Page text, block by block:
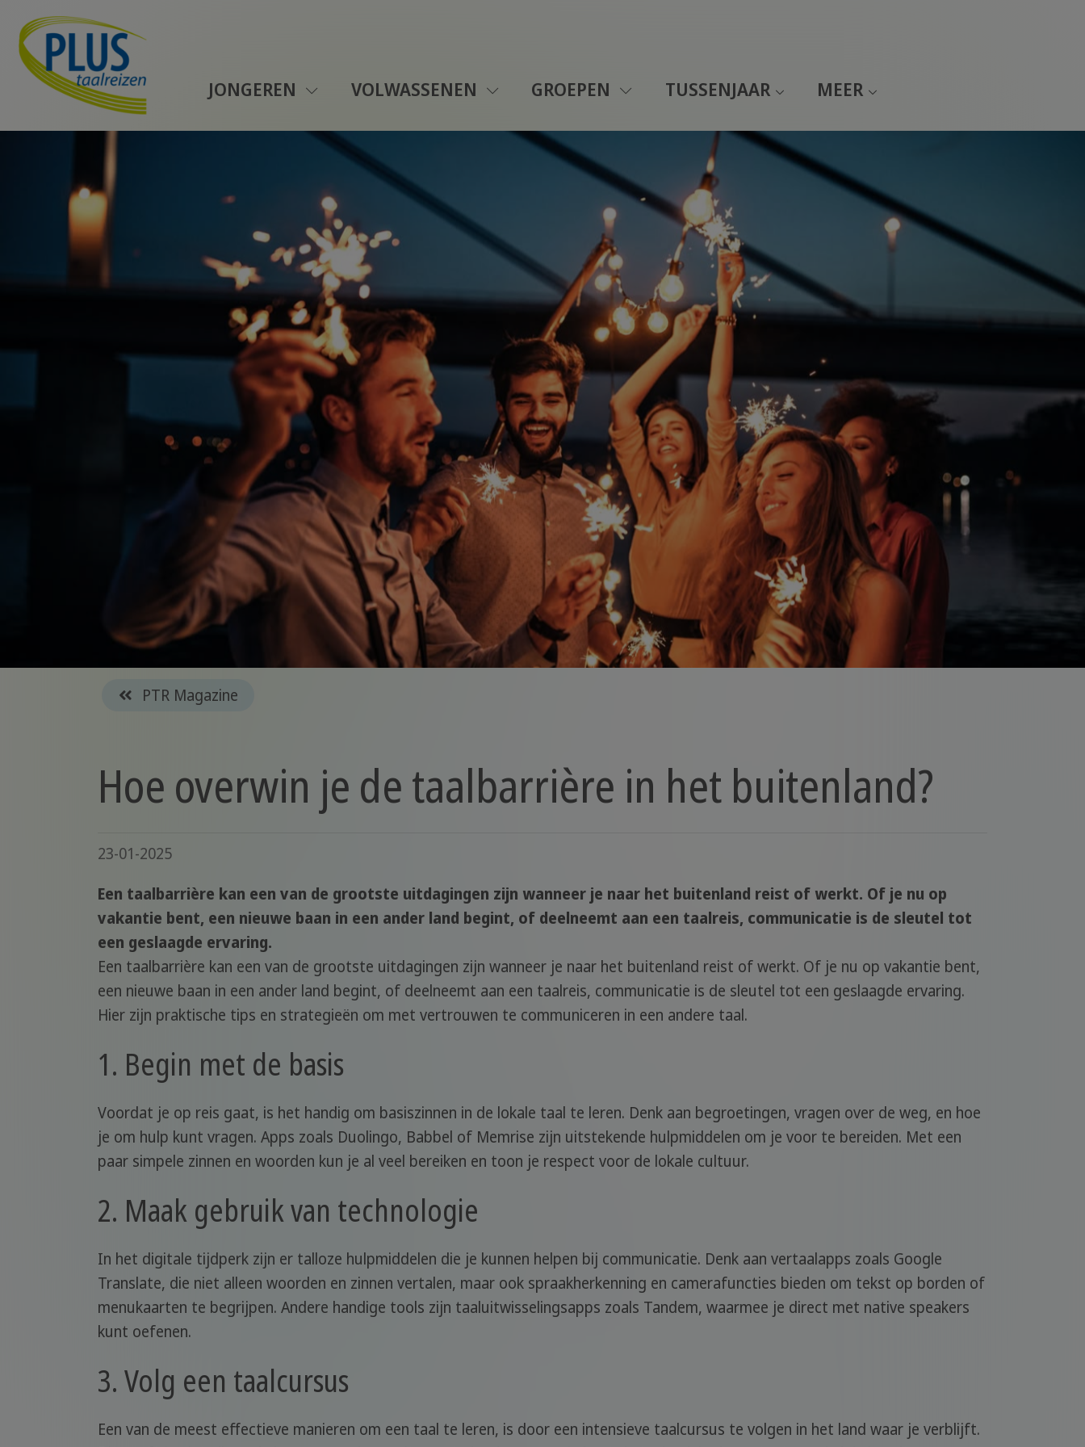
JONGEREN VOLWASSENEN GROEPEN TUSSENJAAR MEER
PTR Magazine
Hoe overwin je de taalbarrière in het buitenland?
23-01-2025
Een taalbarrière kan een van de grootste uitdagingen zijn wanneer je naar het buitenland reist of werkt. Of je nu op
vakantie bent, een nieuwe baan in een ander land begint, of deelneemt aan een taalreis, communicatie is de sleutel tot
een geslaagde ervaring.
Een taalbarrière kan een van de grootste uitdagingen zijn wanneer je naar het buitenland reist of werkt. Of je nu op vakantie bent,
een nieuwe baan in een ander land begint, of deelneemt aan een taalreis, communicatie is de sleutel tot een geslaagde ervaring.
Hier zijn praktische tips en strategieën om met vertrouwen te communiceren in een andere taal.
1. Begin met de basis
Voordat je op reis gaat, is het handig om basiszinnen in de lokale taal te leren. Denk aan begroetingen, vragen over de weg, en hoe
je om hulp kunt vragen. Apps zoals Duolingo, Babbel of Memrise zijn uitstekende hulpmiddelen om je voor te bereiden. Met een
paar simpele zinnen en woorden kun je al veel bereiken en toon je respect voor de lokale cultuur.
2. Maak gebruik van technologie
In het digitale tijdperk zijn er talloze hulpmiddelen die je kunnen helpen bij communicatie. Denk aan vertaalapps zoals Google
Translate, die niet alleen woorden en zinnen vertalen, maar ook spraakherkenning en camerafuncties bieden om tekst op borden of
menukaarten te begrijpen. Andere handige tools zijn taaluitwisselingsapps zoals Tandem, waarmee je direct met native speakers
kunt oefenen.
3. Volg een taalcursus
Een van de meest effectieve manieren om een taal te leren, is door een intensieve taalcursus te volgen in het land waar je verblijft.